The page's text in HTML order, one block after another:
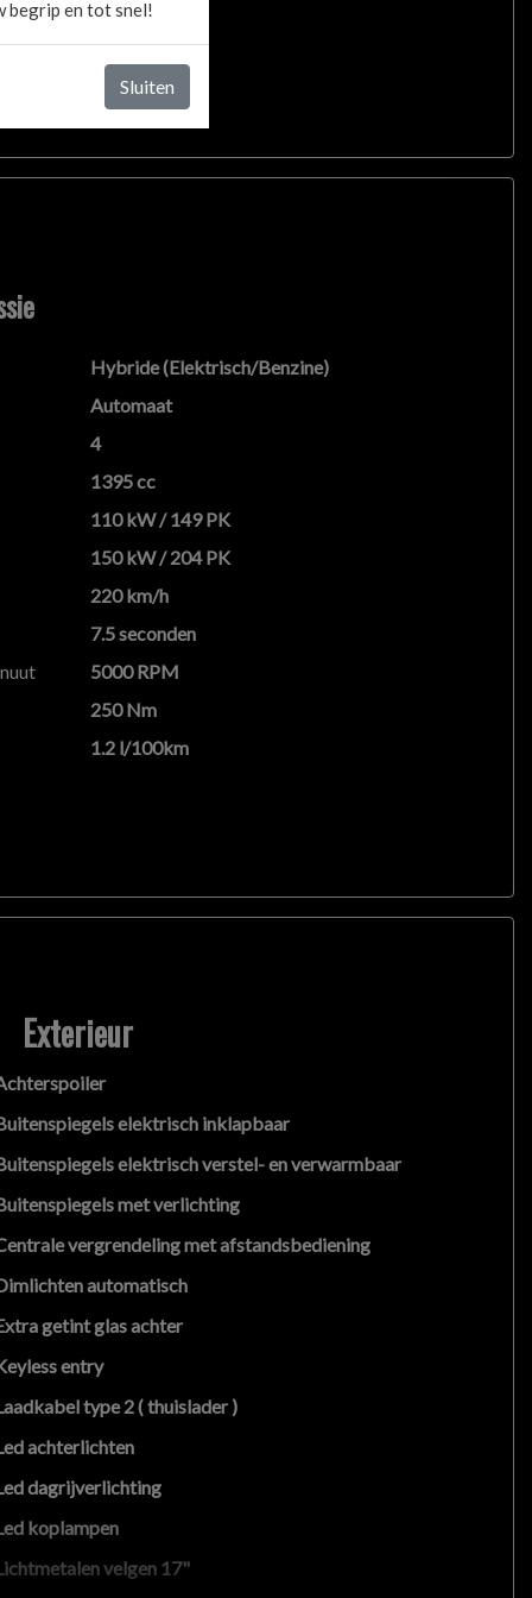
Hybride (Elektrisch/Benzine)
Automaat
4
1395 cc
110 kW / 149 PK
150 kW / 204 PK
220 km/h
7.5 seconden
5000 RPM
250 Nm
1.2 l/100km
Exterieur
elektrisch inklapbaar
elektrisch verstel- en verwarmbaar
met verlichting
vergrendeling met afstandsbediening
automatisch
getint glas achter
entry
type 2 ( thuislader )
achterlichten
dagrijverlichting
koplampen
velgen 17"
begrip en tot snel!
Sluiten